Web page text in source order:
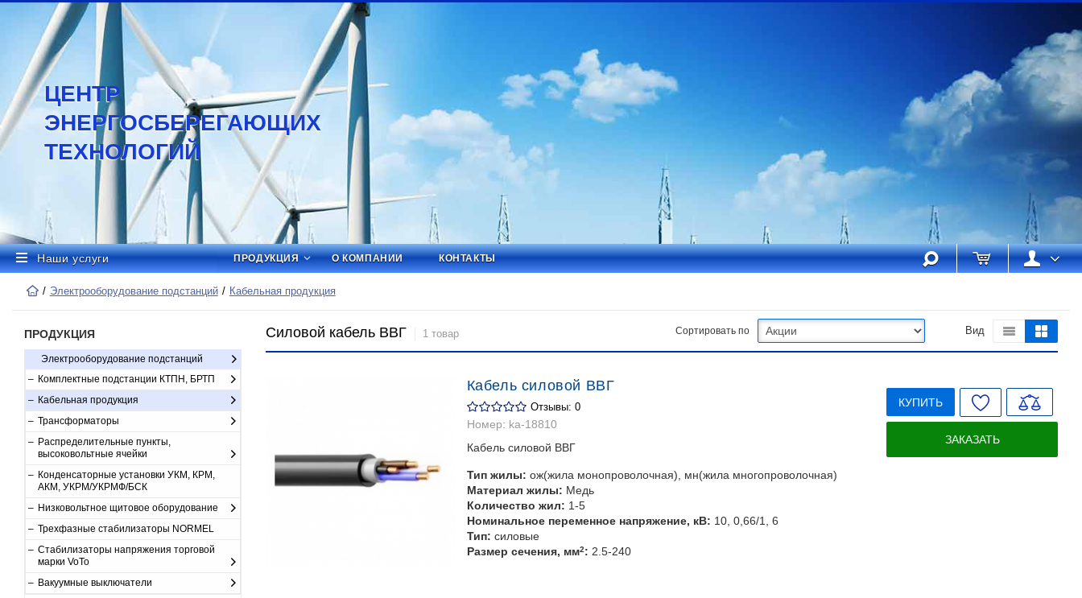
ЦЕНТР
ЭНЕРГОСБЕРЕГАЮЩИХ
ТЕХНОЛОГИЙ
Наши услуги ПРОДУКЦИЯ О КОМПАНИИ КОНТАКТЫ
Электрооборудование подстанций Кабельная продукция
ПРОДУКЦИЯ
Электрооборудование подстанций
Комплектные подстанции КТПН, БРТП
Кабельная продукция
Трансформаторы
Распределительные пункты,
высоковольтные ячейки
Конденсаторные установки УКМ, КРМ,
АКМ, УКРМ/УКРМФ/БСК
Низковольтное щитовое оборудование
Трехфазные стабилизаторы NORMEL
Стабилизаторы напряжения торговой
марки VoTo
Вакуумные выключатели
Силовой кабель ВВГ 1 товар Сортировать по Вид
Кабель силовой ВВГ
Отзывы: 0
Номер: ka-18810
Кабель силовой ВВГ
Тип жилы: ож(жила монопроволочная), мн(жила многопроволочная)
Материал жилы: Медь
Количество жил: 1-5
Номинальное переменное напряжение, кВ: 10, 0,66/1, 6
Тип: силовые
Размер сечения, мм2: 2.5-240
КУПИТЬ
ЗАКАЗАТЬ